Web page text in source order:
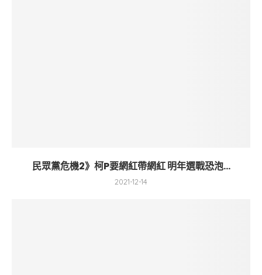
民眾黨危機2》柯P要網紅帶網紅 明年選戰恐泡...
2021-12-14